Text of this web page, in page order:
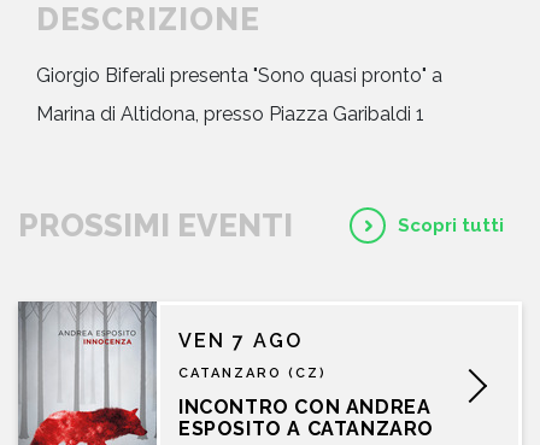
DESCRIZIONE
Giorgio Biferali presenta "Sono quasi pronto" a
Marina di Altidona, presso Piazza Garibaldi 1
PROSSIMI EVENTI Scopri tutti
VEN 7 AGO
CATANZARO (CZ)
INCONTRO CON ANDREA
ESPOSITO A CATANZARO